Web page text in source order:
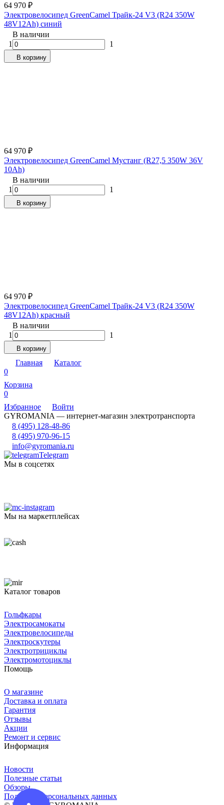
64 970 ₽
Электровелосипед GreenCamel Трайк-24 V3 (R24 350W
48V12Ah) синий
В наличии
1
1
В корзину
64 970 ₽
Электровелосипед GreenCamel Мустанг (R27,5 350W 36V
10Ah)
В наличии
1
1
В корзину
64 970 ₽
Электровелосипед GreenCamel Трайк-24 V3 (R24 350W
48V12Ah) красный
В наличии
1
1
В корзину
Главная
Каталог
0
Корзина
0
Избранное
Войти
GYROMANIA — интернет-магазин электротранспорта
8 (495) 128-48-86
8 (495) 970-96-15
info@gyromania.ru
Telegram
Мы в соцсетях
Мы на маркетплейсах
Каталог товаров
Гольфкары
Электросамокаты
Электровелосипеды
Электроскутеры
Электротрициклы
Электромотоциклы
Помощь
О магазине
Доставка и оплата
Гарантия
Отзывы
Акции
Ремонт и сервис
Информация
Новости
Полезные статьи
Обзоры
Политика персональных данных